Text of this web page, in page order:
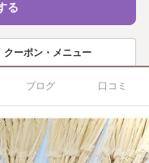
る
クーポン・メニュー
ブログ 口コミ